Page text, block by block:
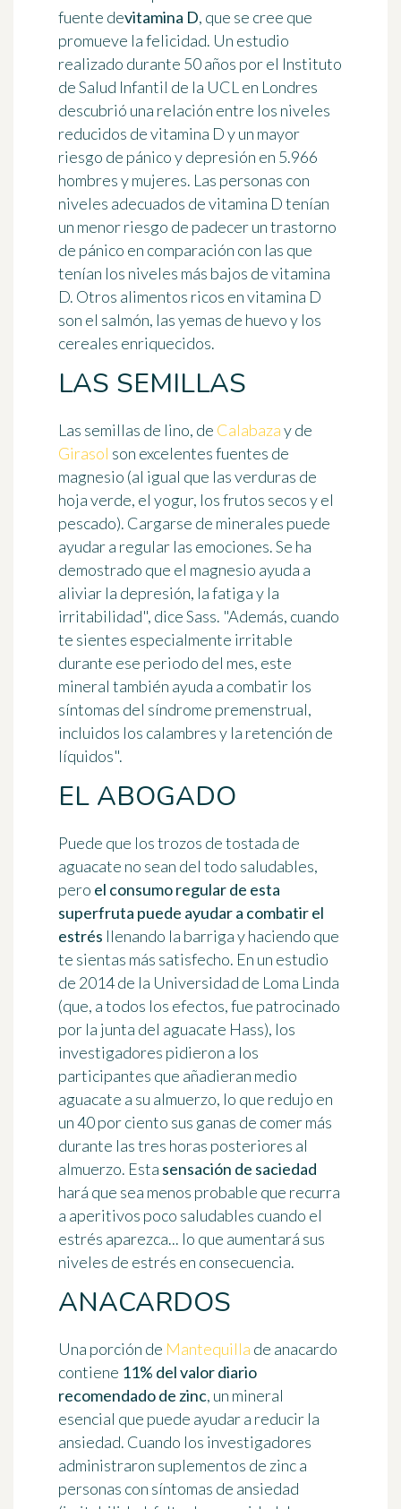
fuente devitamina D, que se cree que
promueve la felicidad. Un estudio
realizado durante 50 años por el Instituto
de Salud Infantil de la UCL en Londres
descubrió una relación entre los niveles
reducidos de vitamina D y un mayor
riesgo de pánico y depresión en 5.966
hombres y mujeres. Las personas con
niveles adecuados de vitamina D tenían
un menor riesgo de padecer un trastorno
de pánico en comparación con las que
tenían los niveles más bajos de vitamina
D. Otros alimentos ricos en vitamina D
son el salmón, las yemas de huevo y los
cereales enriquecidos.
LAS SEMILLAS
Las semillas de lino, de Calabazay de
Girasol son excelentes fuentes de
magnesio (al igual que las verduras de
hoja verde, el yogur, los frutos secos y el
pescado). Cargarse de minerales puede
ayudar a regular las emociones. Se ha
demostrado que el magnesio ayuda a
aliviar la depresión, la fatiga y la
irritabilidad", dice Sass. "Además, cuando
te sientes especialmente irritable
durante ese periodo del mes, este
mineral también ayuda a combatir los
síntomas del síndrome premenstrual,
incluidos los calambres y la retención de
líquidos".
EL ABOGADO
Puede que los trozos de tostada de
aguacate no sean del todo saludables,
pero el consumo regular de esta
superfruta puede ayudar a combatir el
estrés llenando la barriga y haciendo que
te sientas más satisfecho. En un estudio
de 2014 de la Universidad de Loma Linda
(que, a todos los efectos, fue patrocinado
por la junta del aguacate Hass), los
investigadores pidieron a los
participantes que añadieran medio
aguacate a su almuerzo, lo que redujo en
un 40 por ciento sus ganas de comer más
durante las tres horas posteriores al
almuerzo. Esta sensación de saciedad
hará que sea menos probable que recurra
a aperitivos poco saludables cuando el
estrés aparezca... lo que aumentará sus
niveles de estrés en consecuencia.
ANACARDOS
Una porción de Mantequilla de anacardo
contiene 11% del valor diario
recomendado de zinc, un mineral
esencial que puede ayudar a reducir la
ansiedad. Cuando los investigadores
administraron suplementos de zinc a
personas con síntomas de ansiedad